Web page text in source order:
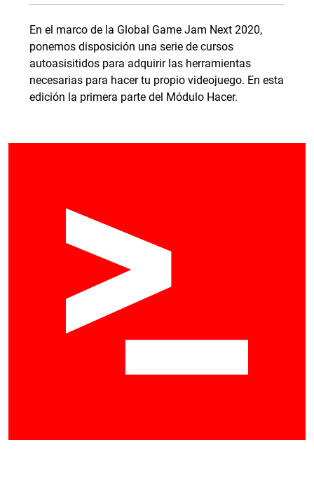
En el marco de la Global Game Jam Next 2020,
ponemos disposición una serie de cursos
autoasisitidos para adquirir las herramientas
necesarias para hacer tu propio videojuego. En esta
edición la primera parte del Módulo Hacer.